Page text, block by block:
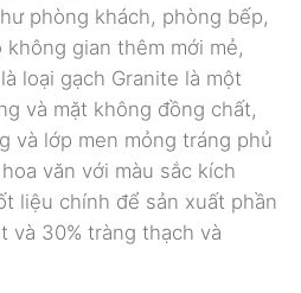
phòng khách, phòng bếp,
gian thêm mới mẻ,
loại gạch Granite là một
và mặt không đồng chất,
và lớp men mỏng tráng phủ
văn với màu sắc kích
liệu chính để sản xuất phần
và 30% tràng thạch và